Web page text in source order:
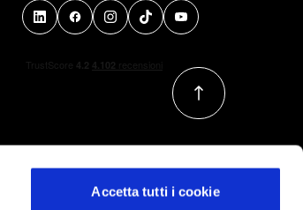
Accetta tutti i cookie